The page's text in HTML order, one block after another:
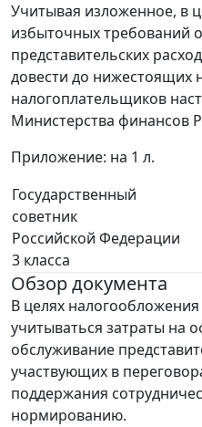
Учитывая изложенное, в
избыточных требований
представительских
довести до нижестоящих
налогоплательщиков
Министерства финансов
Приложение: на 1 л.
Государственный
советник
Российской Федерации
3 класса
Обзор документа
В целях
учитываться затраты на
обслуживание
участвующих в
поддержания
нормированию.